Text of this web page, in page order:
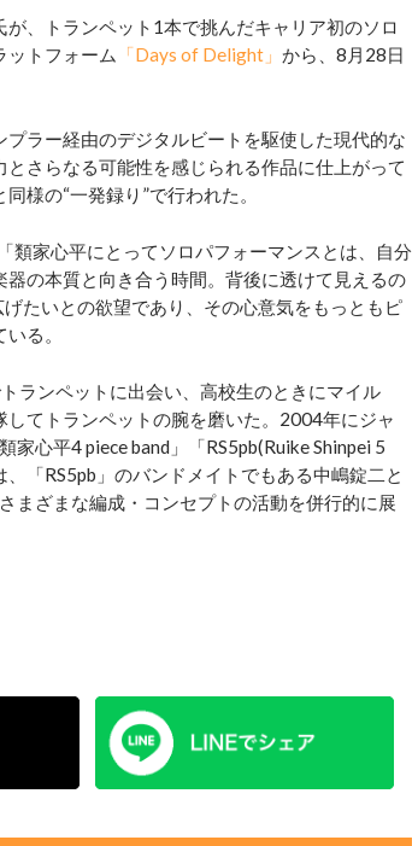
、トランペット1本で挑んだキャリア初のソロ
ットフォーム
「Days of Delight」 から、8月28日
ラー経由のデジタルビートを駆使した現代的な
さらなる可能性を感じられる作品に仕上がって
様の“一発録り”で行われた。
家心平にとってソロパフォーマンスとは、自分
の本質と向き合う時間。背後に透けて見えるの
たいとの欲望であり、その心意気をもっともピ
る。
ランペットに出会い、高校生のときにマイル
てトランペットの腕を磨いた。2004年にジャ
心平4 piece band」「RS5pb(Ruike Shinpei 5
「RS5pb」のバンドメイトでもある中嶋錠二と
まざまな編成・コンセプトの活動を併行的に展